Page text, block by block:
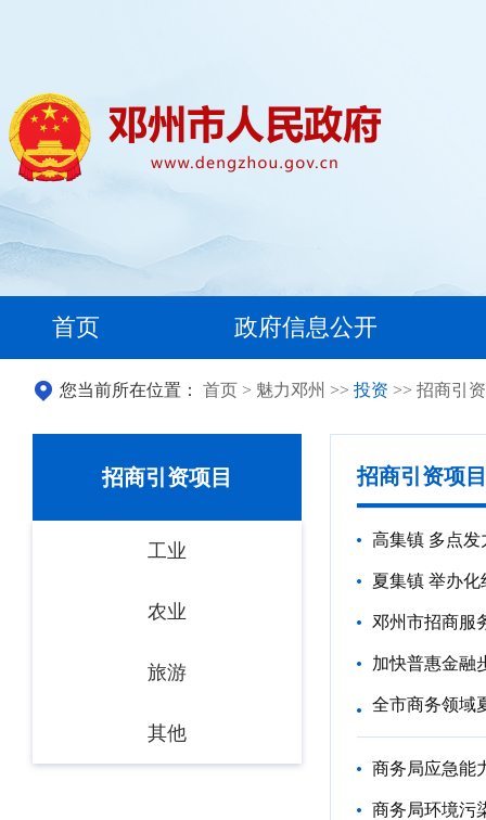
首页 政府信息公开
您当前所在位置： 首页 > 魅力邓州 >> 投资 >> 招商引
招商引资项目
工业
农业
旅游
其他
招商引资项目
高集镇 多点发
夏集镇 举办
邓州市招商服
加快普惠金融
全市商务领域
商务局应急能
商务局环境污